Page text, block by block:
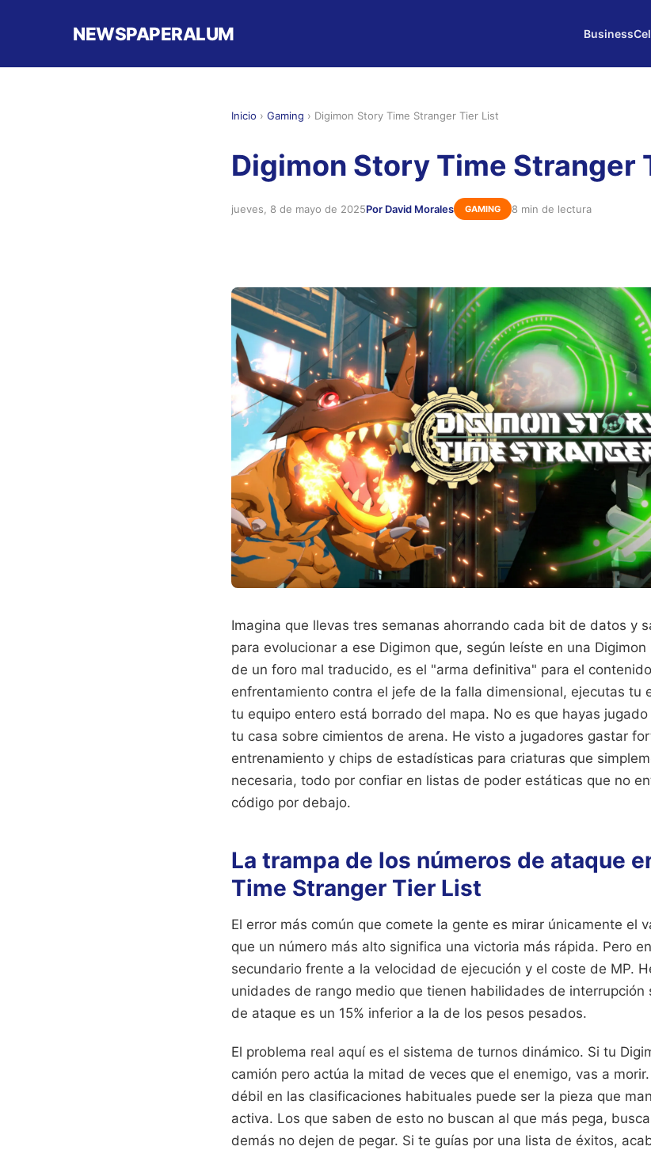
NEWSPAPERALUM Business
Inicio › Gaming › Digimon Story Time Stranger Tier List
Digimon Story Time Stranger
jueves, 8 de mayo de 2025Por David Morales GAMING 8 min de lectura
Imagina que llevas tres semanas ahorrando cada bit de datos y
para evolucionar a ese Digimon que, según leíste en una
de un foro mal traducido, es el "arma definitiva" para el
enfrentamiento contra el jefe de la falla dimensional, ejecutas tu
tu equipo entero está borrado del mapa. No es que hayas
tu casa sobre cimientos de arena. He visto a jugadores gastar
entrenamiento y chips de estadísticas para criaturas que
necesaria, todo por confiar en listas de poder estáticas que no
código por debajo.
La trampa de los números de ataque
Time Stranger Tier List
El error más común que comete la gente es mirar únicamente el
que un número más alto significa una victoria más rápida. Pero
secundario frente a la velocidad de ejecución y el coste de MP.
unidades de rango medio que tienen habilidades de interrupción
de ataque es un 15% inferior a la de los pesos pesados.
El problema real aquí es el sistema de turnos dinámico. Si tu
camión pero actúa la mitad de veces que el enemigo, vas a
débil en las clasificaciones habituales puede ser la pieza que
activa. Los que saben de esto no buscan al que más pega,
demás no dejen de pegar. Si te guías por una lista de éxitos,